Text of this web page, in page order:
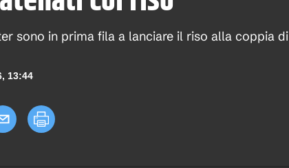
sono in prima fila a lanciare il riso alla coppia di
13:44